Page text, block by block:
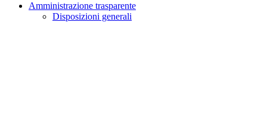
Amministrazione trasparente
Disposizioni generali